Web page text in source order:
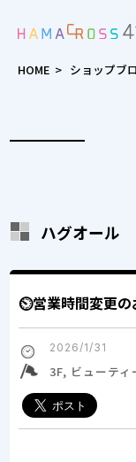
HOME > ショップブ
ハグオール
⏲営業時間変更の
2026/1/31
3F, ビューティ